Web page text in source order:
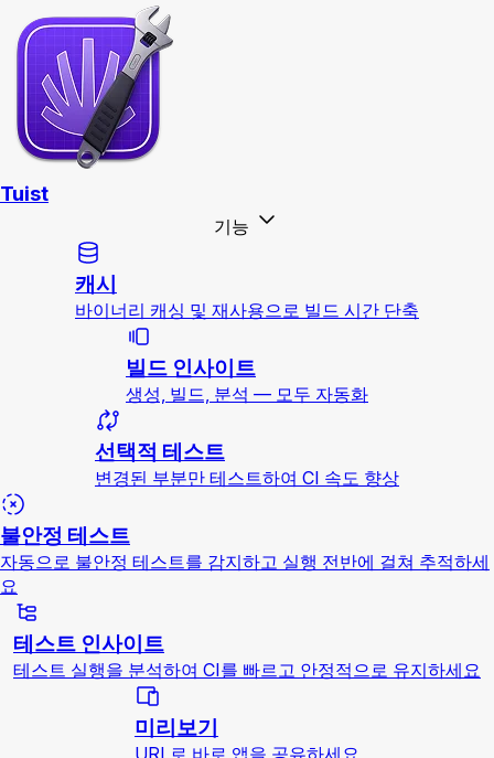
Tuist
기능
캐시
바이너리 캐싱 및 재사용으로 빌드 시간 단축
빌드 인사이트
생성, 빌드, 분석 — 모두 자동화
선택적 테스트
변경된 부분만 테스트하여 CI 속도 향상
불안정 테스트
자동으로 불안정 테스트를 감지하고 실행 전반에 걸쳐 추적하세
요
테스트 인사이트
테스트 실행을 분석하여 CI를 빠르고 안정적으로 유지하세요
미리보기
URL로 바로 앱을 공유하세요